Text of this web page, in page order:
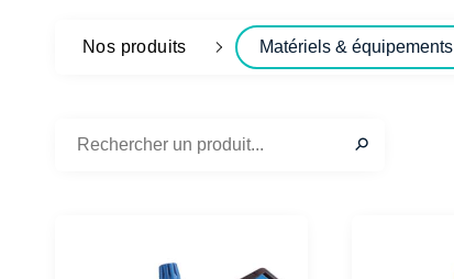
Nos produits Matériels & équipements
✕
⚲